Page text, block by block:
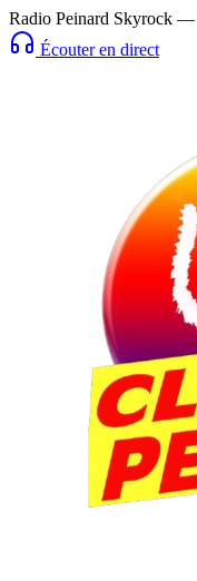
Radio Peinard Skyrock
Écouter en direct